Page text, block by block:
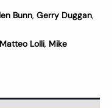
Bunn, Gerry Duggan,
Matteo Lolli, Mike